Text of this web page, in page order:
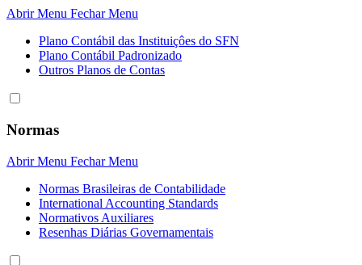
Abrir Menu Fechar Menu
Plano Contábil das Instituiçôes do SFN
Plano Contábil Padronizado
Outros Planos de Contas
Normas
Abrir Menu Fechar Menu
Normas Brasileiras de Contabilidade
International Accounting Standards
Normativos Auxiliares
Resenhas Diárias Governamentais